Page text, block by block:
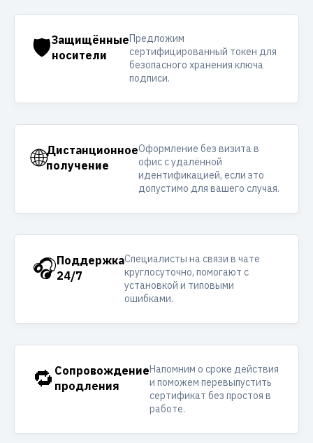
🛡️Защищённые
носители
Предложим
сертифицированный токен для
безопасного хранения ключа
подписи.
🌐Дистанционное
получение
Оформление без визита в
офис с удалённой
идентификацией, если это
допустимо для вашего случая.
🎧Поддержка
24/7
Специалисты на связи в чате
круглосуточно, помогают с
установкой и типовыми
ошибками.
🔁 Сопровождение
продления
Напомним о сроке действия
и поможем перевыпустить
сертификат без простоя в
работе.